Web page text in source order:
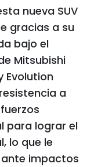
nueva SUV
gracias a su
bajo el
Mitsubishi
Evolution
a
para lograr el
lo que le
impactos